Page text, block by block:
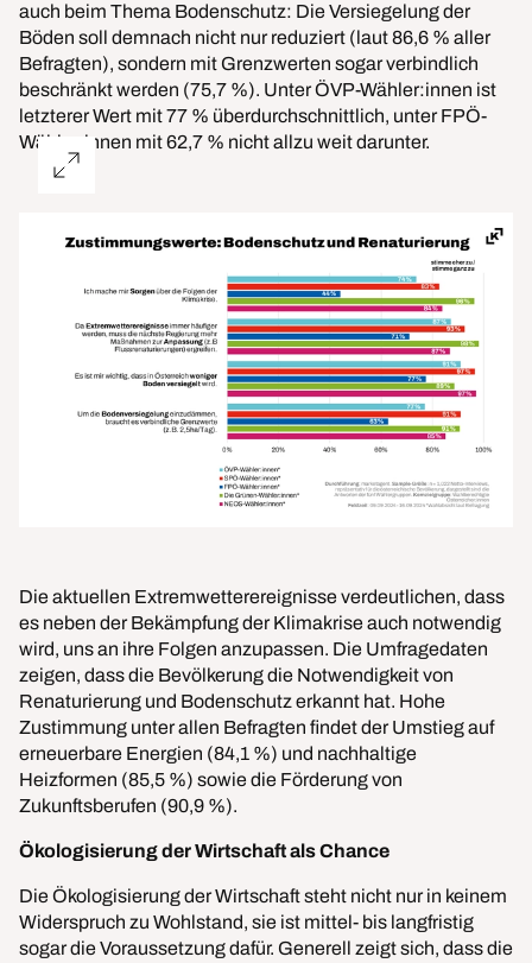
auch beim Thema Bodenschutz: Die Versiegelung der
Böden soll demnach nicht nur reduziert (laut 86,6 % aller
Befragten), sondern mit Grenzwerten sogar verbindlich
beschränkt werden (75,7 %). Unter ÖVP-Wähler:innen ist
letzterer Wert mit 77 % überdurchschnittlich, unter FPÖ-
Wähler:innen mit 62,7 % nicht allzu weit darunter.
Die aktuellen Extremwetterereignisse verdeutlichen, dass
es neben der Bekämpfung der Klimakrise auch notwendig
wird, uns an ihre Folgen anzupassen. Die Umfragedaten
zeigen, dass die Bevölkerung die Notwendigkeit von
Renaturierung und Bodenschutz erkannt hat. Hohe
Zustimmung unter allen Befragten findet der Umstieg auf
erneuerbare Energien (84,1 %) und nachhaltige
Heizformen (85,5 %) sowie die Förderung von
Zukunftsberufen (90,9 %).
Ökologisierung der Wirtschaft als Chance
Die Ökologisierung der Wirtschaft steht nicht nur in keinem
Widerspruch zu Wohlstand, sie ist mittel- bis langfristig
sogar die Voraussetzung dafür. Generell zeigt sich, dass die